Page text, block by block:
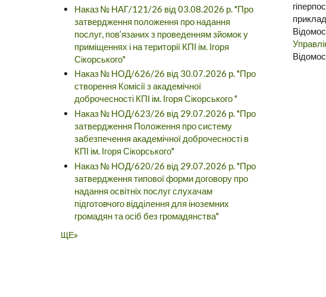
Наказ № НАГ/121/26 від 03.08.2026 р. "Про
затвердження положення про надання
послуг, пов’язаних з проведенням зйомок у
приміщеннях і на території КПІ ім. Ігоря
Сікорського"
Наказ № НОД/626/26 від 30.07.2026 р. "Про
створення Комісії з академічної
доброчесності КПІ ім. Ігоря Сікорського "
Наказ № НОД/623/26 від 29.07.2026 р. "Про
затвердження Положення про систему
забезпечення академічної доброчесності в
КПІ ім. Ігоря Сікорського"
Наказ № НОД/620/26 від 29.07.2026 р. "Про
затвердження типової форми договору про
надання освітніх послуг слухачам
підготовчого відділення для іноземних
громадян та осіб без громадянства"
ЩЕ